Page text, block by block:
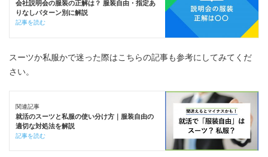
会社説明会の服装の正解は？ 服装自由・指定あ
りなしパターン別に解説
記事を読む
スーツか私服かで迷った際はこちらの記事も参考にしてみてくだ
さい。
関連記事
就活のスーツと私服の使い分け方｜服装自由の
適切な対処法を解説
記事を読む